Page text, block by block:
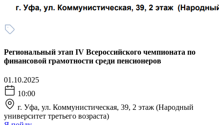
Региональный этап IV Всероссийского чемпионата по
финансовой грамотности среди пенсионеров
01.10.2025
10:00
г. Уфа, ул. Коммунистическая, 39, 2 этаж (Народный
университет третьего возраста)